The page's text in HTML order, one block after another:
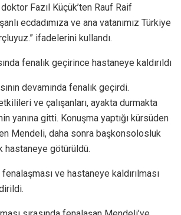
doktor Fazıl Küçük’ten Rauf Raif
ecdadımıza ve ana vatanımız Türkiye
ifadelerini kullandı.
fenalık geçirince hastaneye kaldırıldı
devamında fenalık geçirdi.
ve çalışanları, ayakta durmakta
yanına gitti. Konuşma yaptığı kürsüden
Mendeli, daha sonra başkonsolosluk
hastaneye götürüldü.
ve hastaneye kaldırılması